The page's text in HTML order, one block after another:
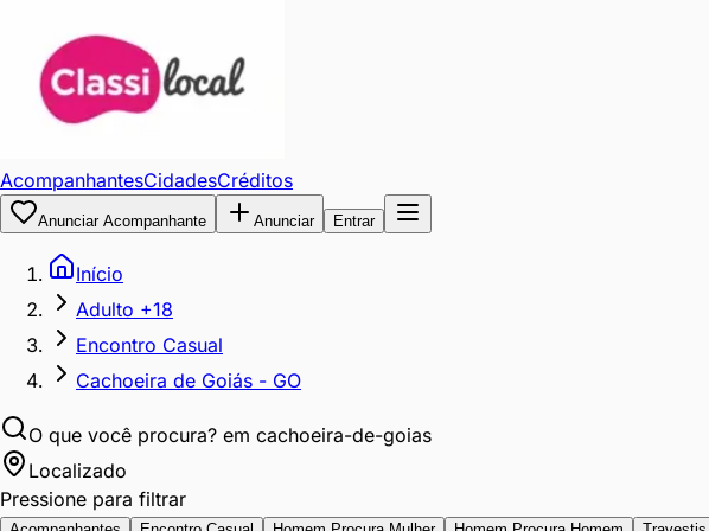
AcompanhantesCidadesCréditos
Anunciar Acompanhante Anunciar Entrar
Início
Adulto +18
Encontro Casual
Cachoeira de Goiás - GO
O que você procura? em cachoeira-de-goias
Localizado
Pressione para filtrar